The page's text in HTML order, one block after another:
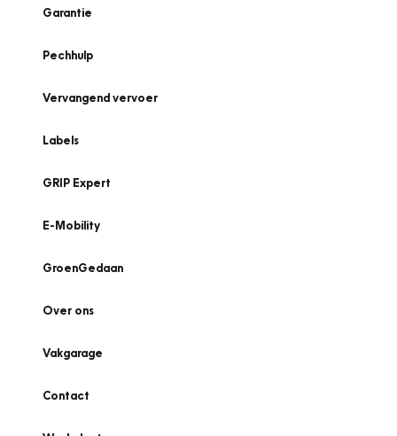
Garantie
Pechhulp
Vervangend vervoer
Labels
GRIP Expert
E-Mobility
GroenGedaan
Over ons
Vakgarage
Contact